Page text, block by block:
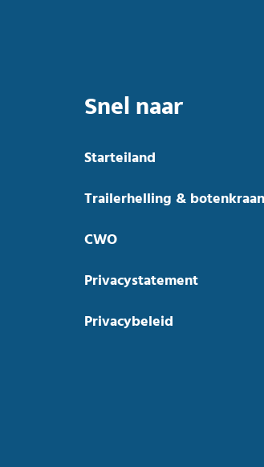
Snel naar
Starteiland
Trailerhelling & botenkraan
CWO
Privacystatement
Privacybeleid